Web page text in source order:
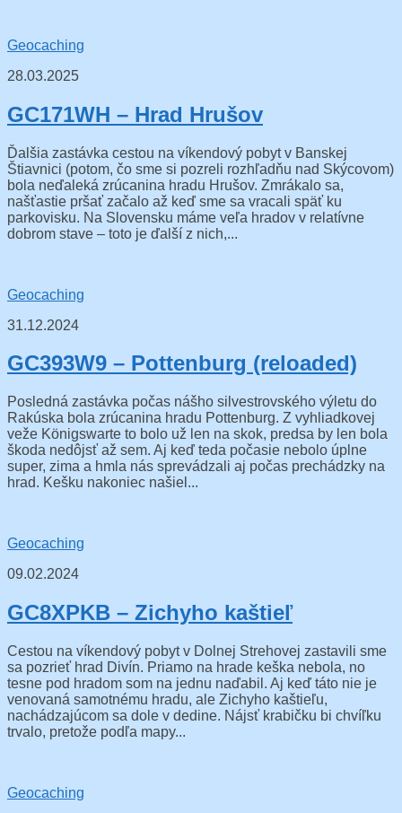
Geocaching
28.03.2025
GC171WH – Hrad Hrušov
Ďalšia zastávka cestou na víkendový pobyt v Banskej
Štiavnici (potom, čo sme si pozreli rozhľadňu nad Skýcovom)
bola neďaleká zrúcanina hradu Hrušov. Zmrákalo sa,
našťastie pršať začalo až keď sme sa vracali späť ku
parkovisku. Na Slovensku máme veľa hradov v relatívne
dobrom stave – toto je ďalší z nich,...
Geocaching
31.12.2024
GC393W9 – Pottenburg (reloaded)
Posledná zastávka počas nášho silvestrovského výletu do
Rakúska bola zrúcanina hradu Pottenburg. Z vyhliadkovej
veže Königswarte to bolo už len na skok, predsa by len bola
škoda nedôjsť až sem. Aj keď teda počasie nebolo úplne
super, zima a hmla nás sprevádzali aj počas prechádzky na
hrad. Kešku nakoniec našiel...
Geocaching
09.02.2024
GC8XPKB – Zichyho kaštieľ
Cestou na víkendový pobyt v Dolnej Strehovej zastavili sme
sa pozrieť hrad Divín. Priamo na hrade keška nebola, no
tesne pod hradom som na jednu naďabil. Aj keď táto nie je
venovaná samotnému hradu, ale Zichyho kaštieľu,
nachádzajúcom sa dole v dedine. Nájsť krabičku bi chvíľku
trvalo, pretože podľa mapy...
Geocaching